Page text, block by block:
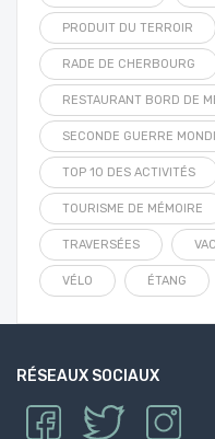
PRODUIT DU TERROIR
RADE DE CHERBOURG
RESTAURANT BORD DE
SECONDE GUERRE
TOP 10 DES ACTIVITÉS
TOURISME DE MÉMOIRE
TRAVERSÉES
VÉLO ÉTANG
RÉSEAUX SOCIAUX